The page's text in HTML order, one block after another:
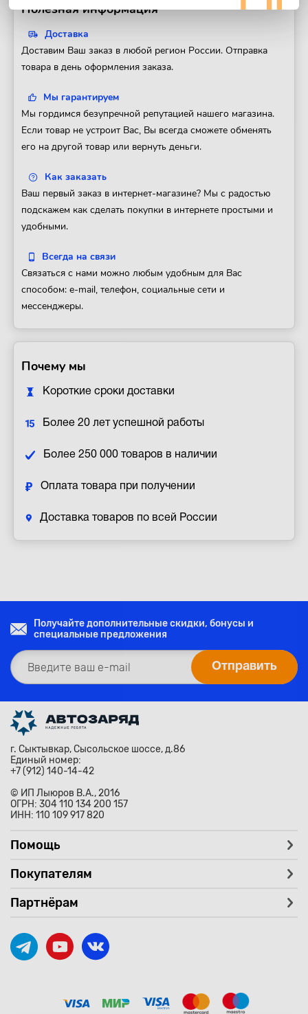
Полезная информация
Доставка
Доставим Ваш заказ в любой регион России. Отправка
товара в день оформления заказа.
Мы гарантируем
Мы гордимся безупречной репутацией нашего магазина.
Если товар не устроит Вас, Вы всегда сможете обменять
его на другой товар или вернуть деньги.
Как заказать
Ваш первый заказ в интернет-магазине? Мы с радостью
подскажем как сделать покупки в интернете простыми и
удобными.
Всегда на связи
Связаться с нами можно любым удобным для Вас
способом: e-mail, телефон, социальные сети и
мессенджеры.
Почему мы
Короткие сроки доставки
Более 20 лет успешной работы
Более 250 000 товаров в наличии
Оплата товара при получении
Доставка товаров по всей России
Получайте дополнительные скидки, бонусы и
специальные предложения
г. Сыктывкар, Сысольское шоссе, д.86
Единый номер:
+7 (912) 140-14-42
© ИП Лыюров В.А., 2016
ОГРН: 304 110 134 200 157
ИНН: 110 109 917 820
Помощь
Покупателям
Партнёрам